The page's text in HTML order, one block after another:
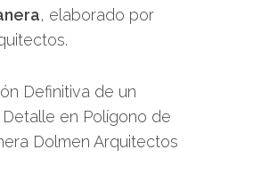
, elaborado por